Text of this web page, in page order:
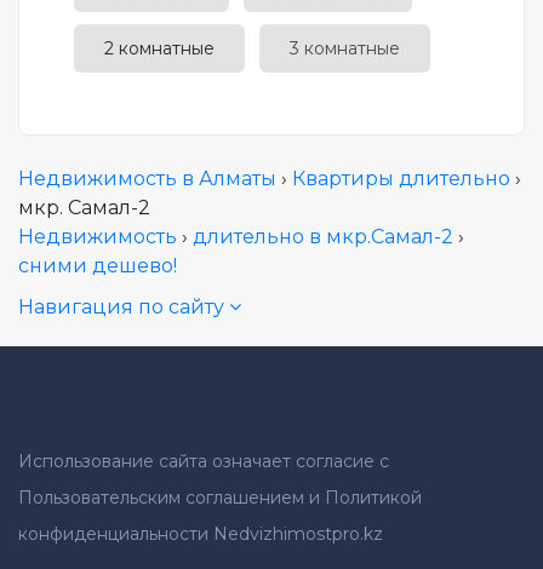
2 комнатные 3 комнатные
Недвижимость в Алматы › Квартиры длительно ›
мкр. Самал-2
Недвижимость › длительно в мкр.Самал-2 ›
сними дешево!
Навигация по сайту
Использование сайта означает согласие с
Пользовательским соглашением и Политикой
конфиденциальности Nedvizhimostpro.kz